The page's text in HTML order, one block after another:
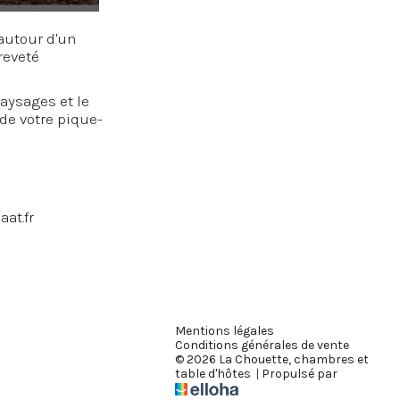
d'un
et le
votre pique-
Mentions légales
Conditions générales de vente
© 2026 La Chouette, chambres et
table d'hôtes | Propulsé par